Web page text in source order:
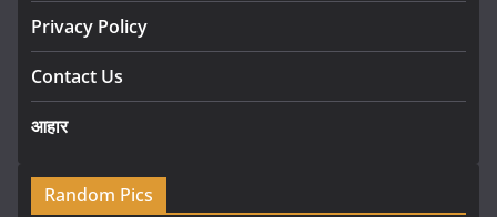
Privacy Policy
Contact Us
आहार
Random Pics